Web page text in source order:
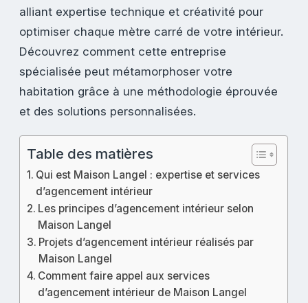
alliant expertise technique et créativité pour
optimiser chaque mètre carré de votre intérieur.
Découvrez comment cette entreprise
spécialisée peut métamorphoser votre
habitation grâce à une méthodologie éprouvée
et des solutions personnalisées.
Table des matières
Qui est Maison Langel : expertise et services
d’agencement intérieur
Les principes d’agencement intérieur selon
Maison Langel
Projets d’agencement intérieur réalisés par
Maison Langel
Comment faire appel aux services
d’agencement intérieur de Maison Langel